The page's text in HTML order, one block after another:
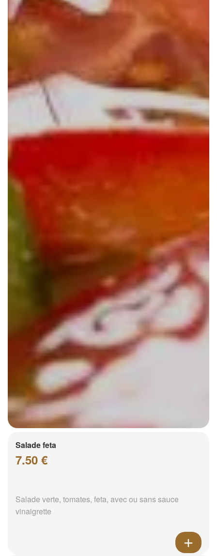
Salade feta
7.50 €
Salade verte, tomates, feta, avec ou sans sauce
vinaigrette